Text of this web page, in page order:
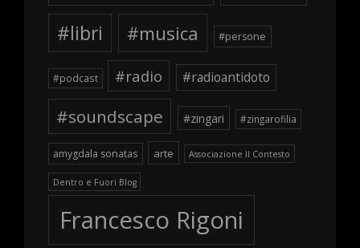
#libri
#musica #persone
#podcast #radio #radioantidoto
#soundscape #zingari #zingarofilia
amygdala sonatas arte Associazione Il Contesto
Dentro e Fuori Blog
Francesco Rigoni